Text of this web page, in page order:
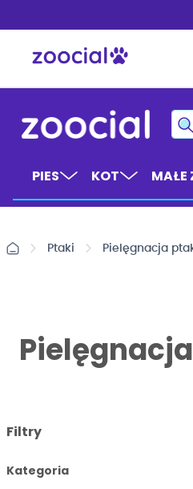
treści
PIES KOT MAŁE
Ptaki Pielęgnacja
Filtry
Kategoria